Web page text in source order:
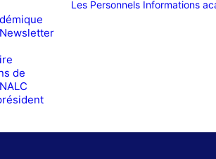
de
Les Personnels Informations